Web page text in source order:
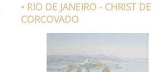
• RIO DE JANEIRO - CHRIST DE
CORCOVADO